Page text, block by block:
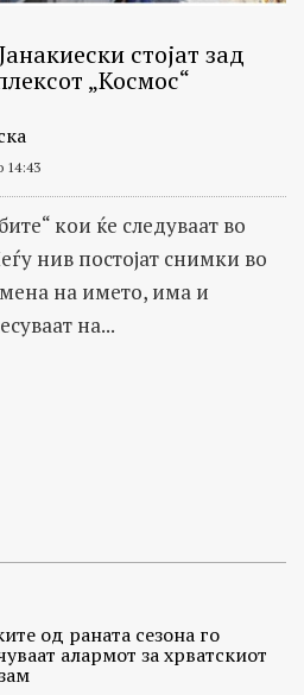
стојат зад
„Космос“
14:43
кои ќе следуваат во
нив постојат снимки во
на името, има и
на...
од раната сезона го
алармот за хрватскиот